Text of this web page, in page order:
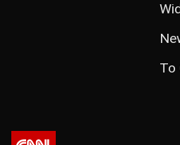
Το